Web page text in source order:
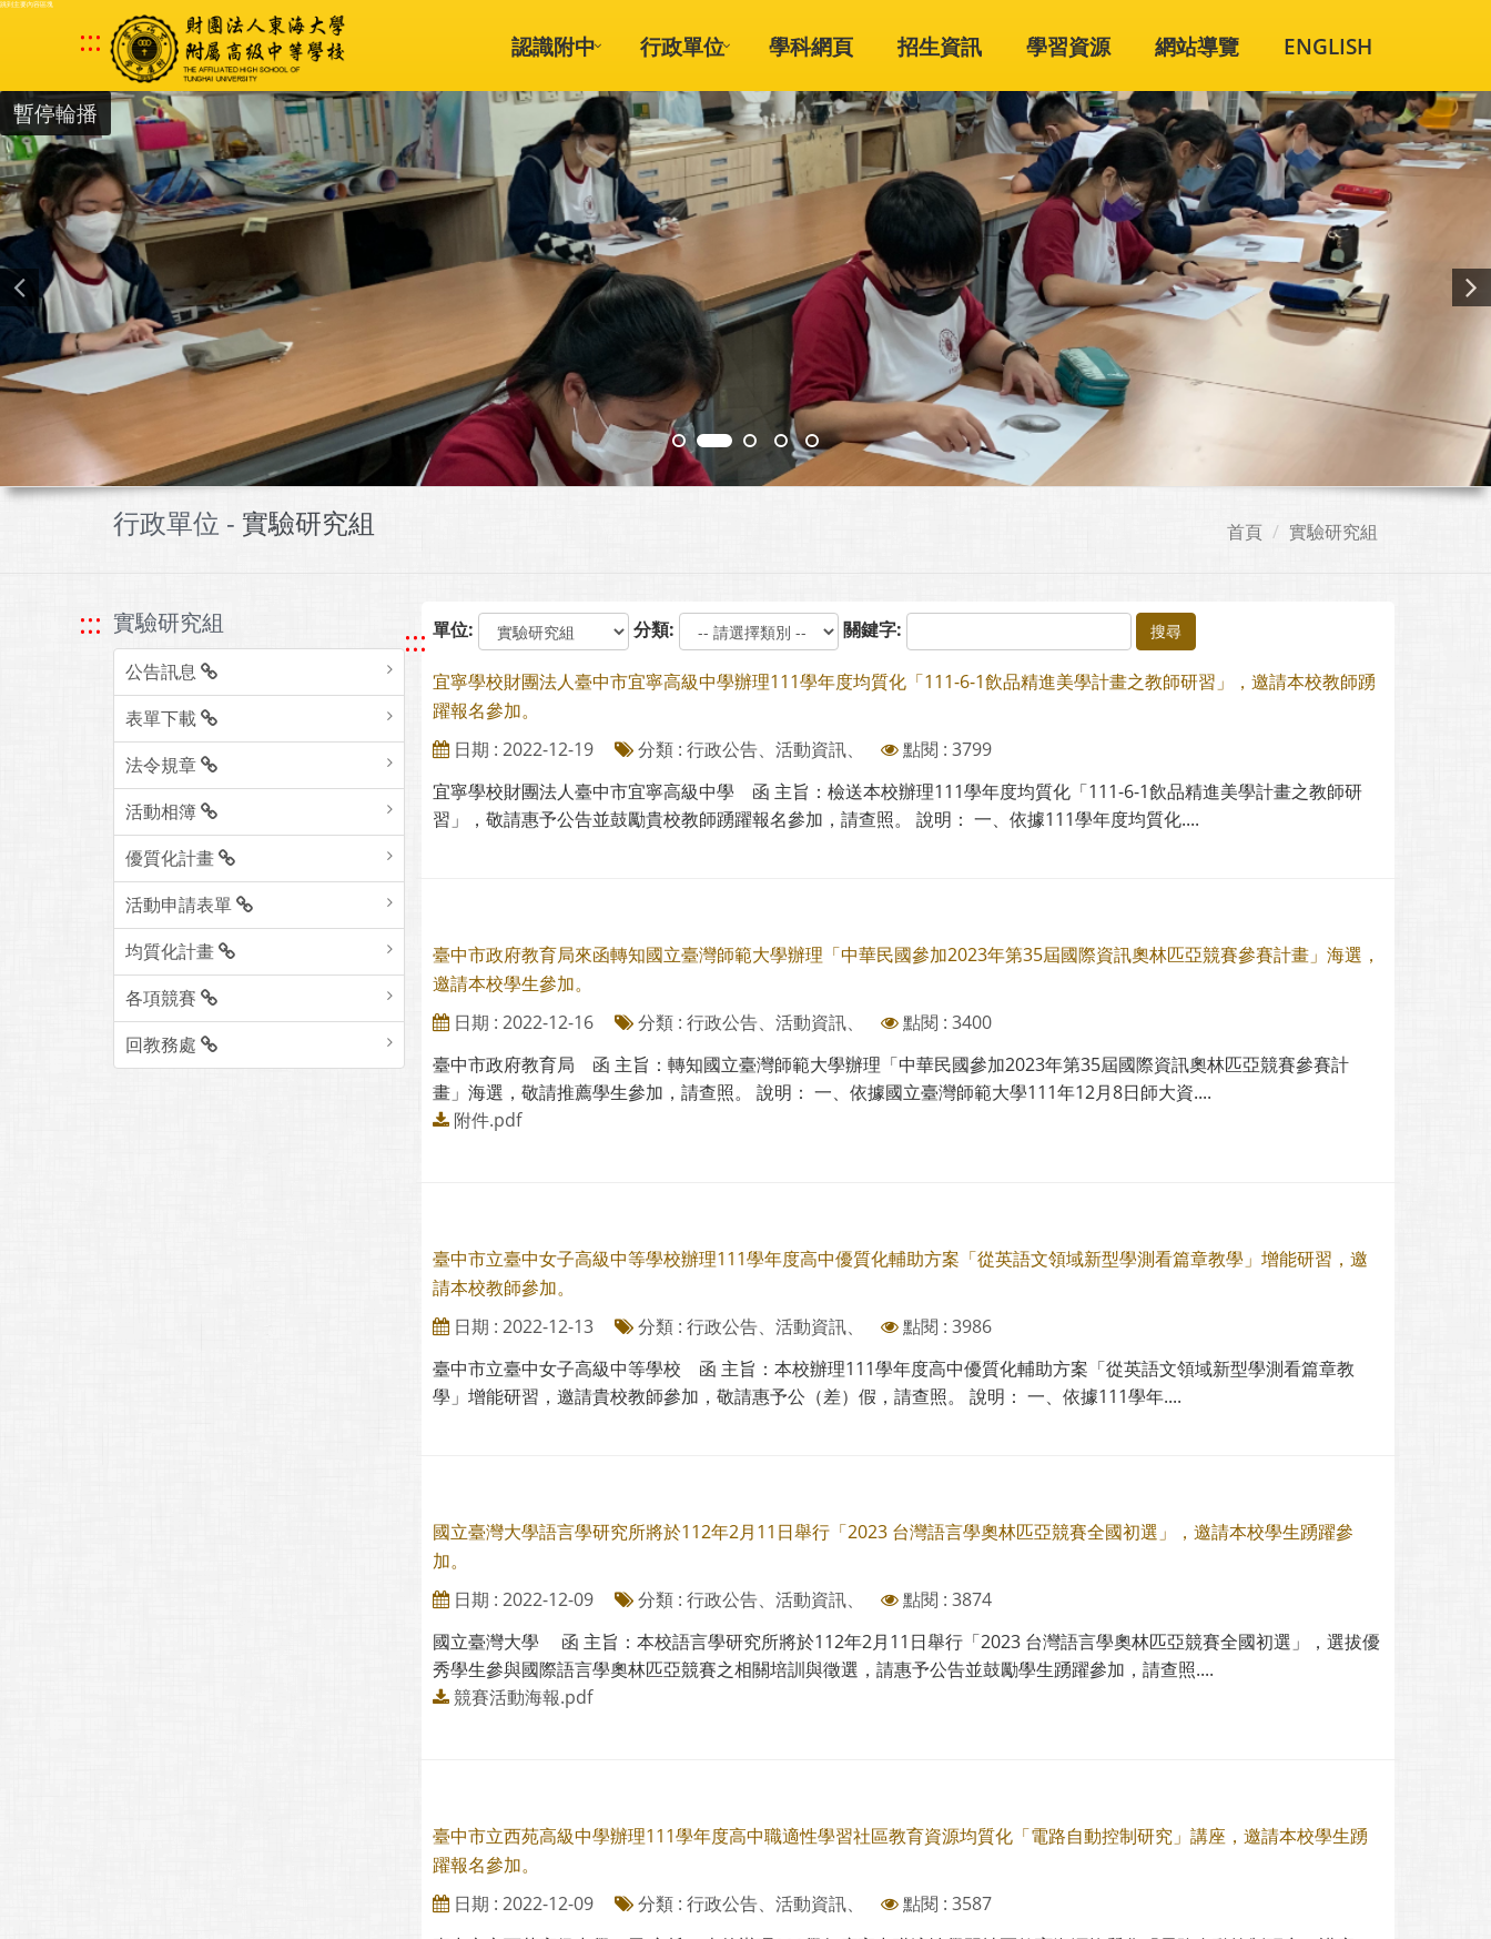
跳到主要內容區塊
::: 認識附中 行政單位 學科網頁 招生資訊 學習資源 網站導覽 ENGLISH
暫停輪播
行政單位 - 實驗研究組 首頁 實驗研究組
::: 實驗研究組
公告訊息
表單下載
法令規章
活動相簿
優質化計畫
活動申請表單
均質化計畫
各項競賽
回教務處
::: 單位: 分類: 關鍵字: 搜尋
宜寧學校財團法人臺中市宜寧高級中學辦理111學年度均質化「111-6-1飲品精進美學計畫之教師研習」，邀請本校教師踴
躍報名參加。
日期 : 2022-12-19
分類 : 行政公告、活動資訊、
點閱 : 3799
宜寧學校財團法人臺中市宜寧高級中學 函 主旨：檢送本校辦理111學年度均質化「111-6-1飲品精進美學計畫之教師研
習」，敬請惠予公告並鼓勵貴校教師踴躍報名參加，請查照。 說明： 一、依據111學年度均質化....
臺中市政府教育局來函轉知國立臺灣師範大學辦理「中華民國參加2023年第35屆國際資訊奧林匹亞競賽參賽計畫」海選，
邀請本校學生參加。
日期 : 2022-12-16
分類 : 行政公告、活動資訊、
點閱 : 3400
臺中市政府教育局 函 主旨：轉知國立臺灣師範大學辦理「中華民國參加2023年第35屆國際資訊奧林匹亞競賽參賽計
畫」海選，敬請推薦學生參加，請查照。 說明： 一、依據國立臺灣師範大學111年12月8日師大資....
附件.pdf
臺中市立臺中女子高級中等學校辦理111學年度高中優質化輔助方案「從英語文領域新型學測看篇章教學」增能研習，邀
請本校教師參加。
日期 : 2022-12-13
分類 : 行政公告、活動資訊、
點閱 : 3986
臺中市立臺中女子高級中等學校 函 主旨：本校辦理111學年度高中優質化輔助方案「從英語文領域新型學測看篇章教
學」增能研習，邀請貴校教師參加，敬請惠予公（差）假，請查照。 說明： 一、依據111學年....
國立臺灣大學語言學研究所將於112年2月11日舉行「2023 台灣語言學奧林匹亞競賽全國初選」，邀請本校學生踴躍參
加。
日期 : 2022-12-09
分類 : 行政公告、活動資訊、
點閱 : 3874
國立臺灣大學 函 主旨：本校語言學研究所將於112年2月11日舉行「2023 台灣語言學奧林匹亞競賽全國初選」，選拔優
秀學生參與國際語言學奧林匹亞競賽之相關培訓與徵選，請惠予公告並鼓勵學生踴躍參加，請查照....
競賽活動海報.pdf
臺中市立西苑高級中學辦理111學年度高中職適性學習社區教育資源均質化「電路自動控制研究」講座，邀請本校學生踴
躍報名參加。
日期 : 2022-12-09
分類 : 行政公告、活動資訊、
點閱 : 3587